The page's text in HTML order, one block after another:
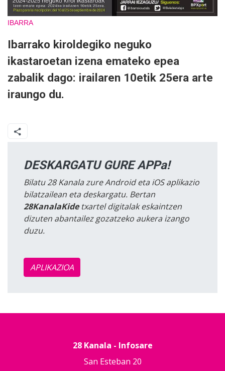
IBARRA
Ibarrako kiroldegiko neguko
ikastaroetan izena emateko epea
zabalik dago: irailaren 10etik 25era arte
iraungo du.
DESKARGATU GURE APPa!
Bilatu 28 Kanala zure Android eta iOS aplikazio
bilatzailean eta deskargatu. Bertan
28KanalaKidetxartel digitalak eskaintzen
dizuten abantailez gozatzeko aukera izango
duzu.
APLIKAZIOA
28 Kanala - Infosare
San Esteban 20